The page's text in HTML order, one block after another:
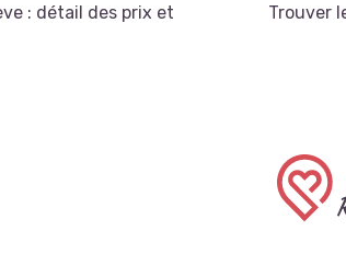
: détail des prix et
Trouver